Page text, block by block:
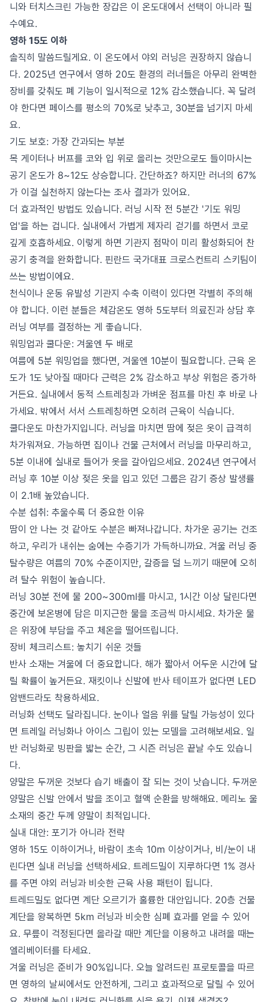
니와 터치스크린 가능한 장갑은 이 온도대에서 선택이 아니라 필
수예요.
영하 15도 이하
솔직히 말씀드릴게요. 이 온도에서 야외 러닝은 권장하지 않습니
다. 2025년 연구에서 영하 20도 환경의 러너들은 아무리 완벽한
장비를 갖춰도 폐 기능이 일시적으로 12% 감소했습니다. 꼭 달려
야 한다면 페이스를 평소의 70%로 낮추고, 30분을 넘기지 마세
요.
기도 보호: 가장 간과되는 부분
목 게이터나 버프를 코와 입 위로 올리는 것만으로도 들이마시는
공기 온도가 8~12도 상승합니다. 간단하죠? 하지만 러너의 67%
가 이걸 실천하지 않는다는 조사 결과가 있어요.
더 효과적인 방법도 있습니다. 러닝 시작 전 5분간 '기도 워밍
업'을 하는 겁니다. 실내에서 가볍게 제자리 걷기를 하면서 코로
깊게 호흡하세요. 이렇게 하면 기관지 점막이 미리 활성화되어 찬
공기 충격을 완화합니다. 핀란드 국가대표 크로스컨트리 스키팀이
쓰는 방법이에요.
천식이나 운동 유발성 기관지 수축 이력이 있다면 각별히 주의해
야 합니다. 이런 분들은 체감온도 영하 5도부터 의료진과 상담 후
러닝 여부를 결정하는 게 좋습니다.
워밍업과 쿨다운: 겨울엔 두 배로
여름에 5분 워밍업을 했다면, 겨울엔 10분이 필요합니다. 근육 온
도가 1도 낮아질 때마다 근력은 2% 감소하고 부상 위험은 증가하
거든요. 실내에서 동적 스트레칭과 가벼운 점프를 마친 후 바로 나
가세요. 밖에서 서서 스트레칭하면 오히려 근육이 식습니다.
쿨다운도 마찬가지입니다. 러닝을 마치면 땀에 젖은 옷이 급격히
차가워져요. 가능하면 집이나 건물 근처에서 러닝을 마무리하고,
5분 이내에 실내로 들어가 옷을 갈아입으세요. 2024년 연구에서
러닝 후 10분 이상 젖은 옷을 입고 있던 그룹은 감기 증상 발생률
이 2.1배 높았습니다.
수분 섭취: 추울수록 더 중요한 이유
땀이 안 나는 것 같아도 수분은 빠져나갑니다. 차가운 공기는 건조
하고, 우리가 내쉬는 숨에는 수증기가 가득하니까요. 겨울 러닝 중
탈수량은 여름의 70% 수준이지만, 갈증을 덜 느끼기 때문에 오히
려 탈수 위험이 높습니다.
러닝 30분 전에 물 200~300ml를 마시고, 1시간 이상 달린다면
중간에 보온병에 담은 미지근한 물을 조금씩 마시세요. 차가운 물
은 위장에 부담을 주고 체온을 떨어뜨립니다.
장비 체크리스트: 놓치기 쉬운 것들
반사 소재는 겨울에 더 중요합니다. 해가 짧아서 어두운 시간에 달
릴 확률이 높거든요. 재킷이나 신발에 반사 테이프가 없다면 LED
암밴드라도 착용하세요.
러닝화 선택도 달라집니다. 눈이나 얼음 위를 달릴 가능성이 있다
면 트레일 러닝화나 아이스 그립이 있는 모델을 고려해보세요. 일
반 러닝화로 빙판을 밟는 순간, 그 시즌 러닝은 끝날 수도 있습니
다.
양말은 두꺼운 것보다 습기 배출이 잘 되는 것이 낫습니다. 두꺼운
양말은 신발 안에서 발을 조이고 혈액 순환을 방해해요. 메리노 울
소재의 중간 두께 양말이 최적입니다.
실내 대안: 포기가 아니라 전략
영하 15도 이하이거나, 바람이 초속 10m 이상이거나, 비/눈이 내
린다면 실내 러닝을 선택하세요. 트레드밀이 지루하다면 1% 경사
를 주면 야외 러닝과 비슷한 근육 사용 패턴이 됩니다.
트레드밀도 없다면 계단 오르기가 훌륭한 대안입니다. 20층 건물
계단을 왕복하면 5km 러닝과 비슷한 심폐 효과를 얻을 수 있어
요. 무릎이 걱정된다면 올라갈 때만 계단을 이용하고 내려올 때는
엘리베이터를 타세요.
겨울 러닝은 준비가 90%입니다. 오늘 알려드린 프로토콜을 따르
면 영하의 날씨에서도 안전하게, 그리고 효과적으로 달릴 수 있어